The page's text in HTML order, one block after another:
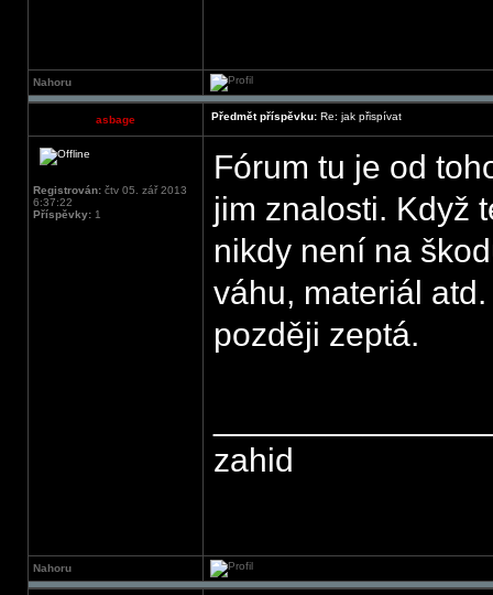
Nahoru
asbage Předmět příspěvku: Re: jak přispívat
Registrován: čtv 05. zář 2013
6:37:22
Příspěvky: 1
Fórum tu je od
jim znalosti. Když
nikdy není na
váhu, materiál
později zeptá.
zahid
Nahoru